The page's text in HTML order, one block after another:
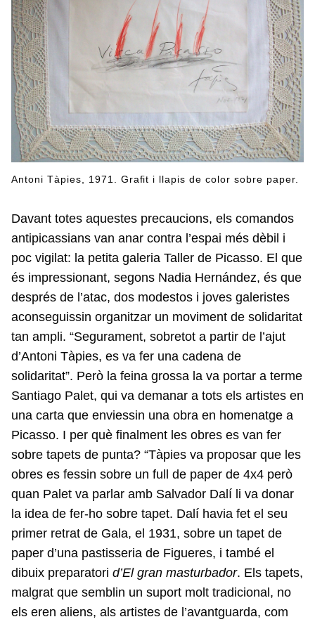
Antoni Tàpies, 1971. Grafit i llapis de color sobre paper.
Davant totes aquestes precaucions, els comandos
antipicassians van anar contra l’espai més dèbil i
poc vigilat: la petita galeria Taller de Picasso. El que
és impressionant, segons Nadia Hernández, és que
després de l’atac, dos modestos i joves galeristes
aconseguissin organitzar un moviment de solidaritat
tan ampli. “Segurament, sobretot a partir de l’ajut
d’Antoni Tàpies, es va fer una cadena de
solidaritat”. Però la feina grossa la va portar a terme
Santiago Palet, qui va demanar a tots els artistes en
una carta que enviessin una obra en homenatge a
Picasso. I per què finalment les obres es van fer
sobre tapets de punta? “Tàpies va proposar que les
obres es fessin sobre un full de paper de 4x4 però
quan Palet va parlar amb Salvador Dalí li va donar
la idea de fer-ho sobre tapet. Dalí havia fet el seu
primer retrat de Gala, el 1931, sobre un tapet de
paper d’una pastisseria de Figueres, i també el
dibuix preparatori d’El gran masturbador. Els tapets,
malgrat que semblin un suport molt tradicional, no
els eren aliens, als artistes de l’avantguarda, com